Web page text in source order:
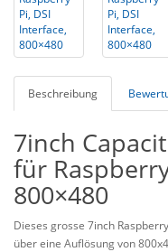
Beschreibung
7inch
für
800×480
Dieses grosse 7inch
über eine Auflösung von